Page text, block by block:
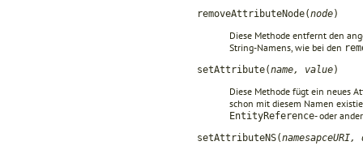
removeAttributeNode(node)
Diese Methode entfernt den
String-Namens, wie bei den
setAttribute(name, value)
Diese Methode fügt ein neues
schon mit diesem Namen
EntityReference- oder
setAttributeNS(